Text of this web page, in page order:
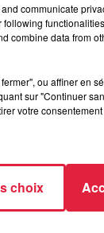
communicate
combine data from
ou affiner en
sur "Continuer
votre
choix